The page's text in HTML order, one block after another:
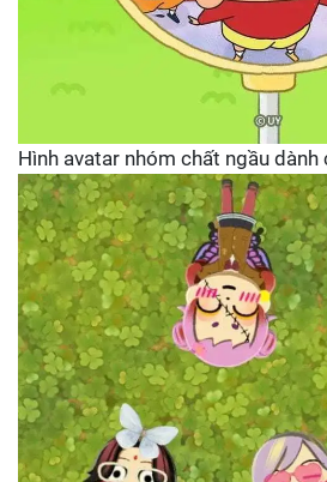
Hình avatar nhóm chất ngầu